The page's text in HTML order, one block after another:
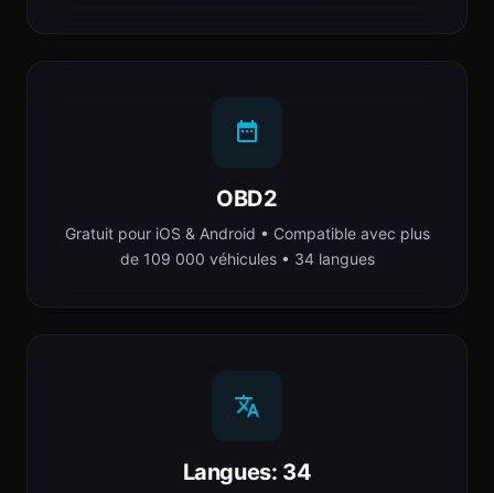
OBD2
Gratuit pour iOS & Android • Compatible avec plus
de 109 000 véhicules • 34 langues
Langues: 34